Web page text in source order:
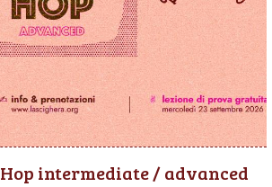
intermediate / advanced